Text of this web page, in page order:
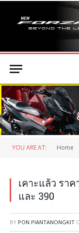
YOU ARE AT: Home
เคาะแล้ว รา
และ 390
BY PON PIANTANONGKIT